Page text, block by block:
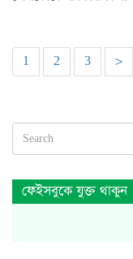
1 2 3 >
ফেইসবুকে যুক্ত থাকুন